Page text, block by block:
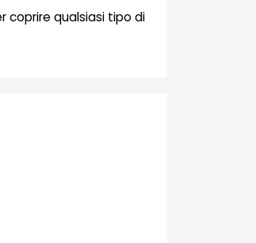
coprire qualsiasi tipo di